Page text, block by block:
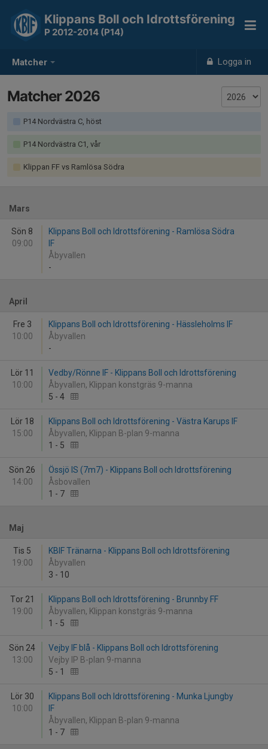
Matcher Logga in
Klippans Boll och Idrottsförening
P 2012-2014 (P14)
Matcher 2026
P14 Nordvästra C, höst
P14 Nordvästra C1, vår
Klippan FF vs Ramlösa Södra
Mars
Sön 8
09:00
Klippans Boll och Idrottsförening - Ramlösa Södra
IF
Åbyvallen
-
April
Fre 3
10:00
Klippans Boll och Idrottsförening - Hässleholms IF
Åbyvallen
-
Lör 11
10:00
Vedby/Rönne IF - Klippans Boll och Idrottsförening
Åbyvallen, Klippan konstgräs 9-manna
5 - 4
Lör 18
15:00
Klippans Boll och Idrottsförening - Västra Karups IF
Åbyvallen, Klippan B-plan 9-manna
1 - 5
Sön 26
14:00
Össjö IS (7m7) - Klippans Boll och Idrottsförening
Åsbovallen
1 - 7
Maj
Tis 5
19:00
KBIF Tränarna - Klippans Boll och Idrottsförening
Åbyvallen
3 - 10
Tor 21
19:00
Klippans Boll och Idrottsförening - Brunnby FF
Åbyvallen, Klippan konstgräs 9-manna
1 - 5
Sön 24
13:00
Vejby IF blå - Klippans Boll och Idrottsförening
Vejby IP B-plan 9-manna
5 - 1
Lör 30
10:00
Klippans Boll och Idrottsförening - Munka Ljungby
IF
Åbyvallen, Klippan B-plan 9-manna
1 - 7